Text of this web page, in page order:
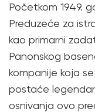
Početkom 1949.
Preduzeće za
kao primarni
Panonskog
kompanije koja
postaće
osnivanja ovo